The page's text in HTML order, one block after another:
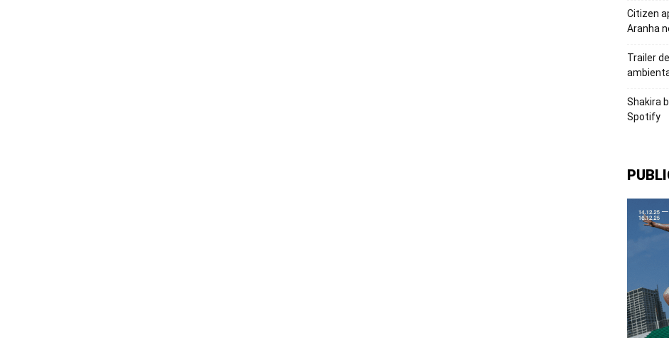
Citizen
Aranha
Trailer
Shakira
Spotify